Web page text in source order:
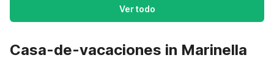
Ver todo
Casa-de-vacaciones in Marinella